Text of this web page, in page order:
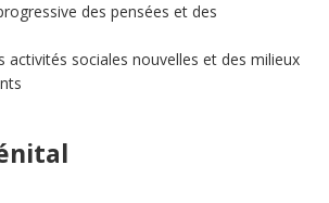
des pensées et des
activités sociales nouvelles et des milieux